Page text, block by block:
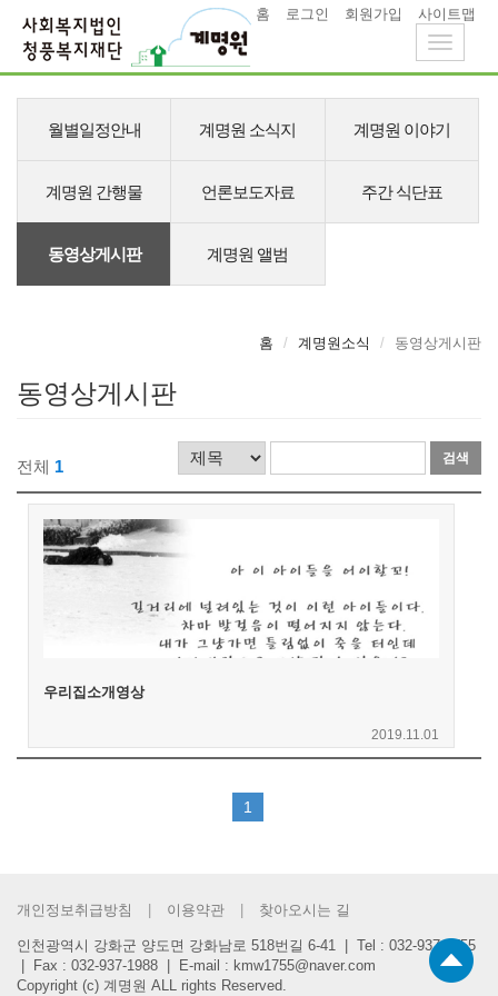
홈 로그인 회원가입
사이트맵
Toggle
메
월별일정안내 계명원 소식지 계명원 이야기
계명원 간행물 언론보도자료 주간 식단표
동영상게시판 계명원 앨범
홈 계명원소식 동영상게시판
동영상게시판
전체 1
검
하
기
력
우리집소개영상
2019.11.01
1
개인정보취급방침 이용약관 찾아오시는 길
인천광역시 강화군 양도면 강화남로 518번길 6-41 | Tel : 032-937-1755
| Fax : 032-937-1988 | E-mail : kmw1755@naver.com
Copyright (c) 계명원 ALL rights Reserved.